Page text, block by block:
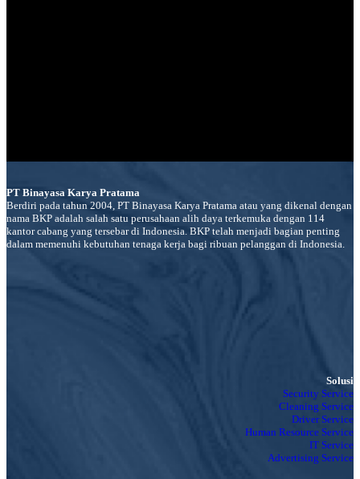
PT Binayasa Karya Pratama
Berdiri pada tahun 2004, PT Binayasa Karya Pratama atau yang dikenal dengan
nama BKP adalah salah satu perusahaan alih daya terkemuka dengan 114
kantor cabang yang tersebar di Indonesia. BKP telah menjadi bagian penting
dalam memenuhi kebutuhan tenaga kerja bagi ribuan pelanggan di Indonesia.
Solusi
Security Service
Cleaning Service
Driver Service
Human Resource Service
IT Service
Advertising Service